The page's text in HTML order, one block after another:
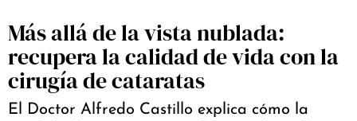
Más allá de la vista nublada:
recupera la calidad de vida con la
cirugía de cataratas
El Doctor Alfredo Castillo explica cómo la